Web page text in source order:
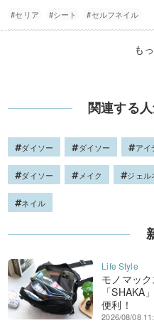
#セリア #シート #セルフネイル
も
関連する
ダイソー ダイソー アイ
ダイソー メイク ジェル
ネイル
モノマッ
「SHAKA
便利！
2026/08/08